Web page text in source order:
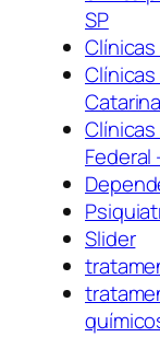
SP
Catarina
Federal
Slider